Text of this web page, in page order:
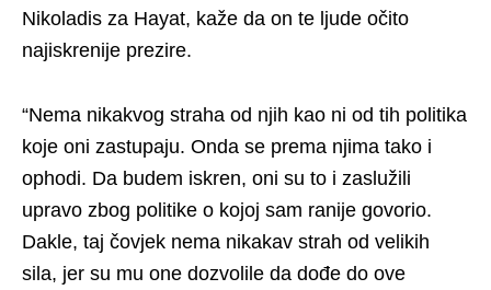
Nikoladis za Hayat, kaže da on te ljude očito
najiskrenije prezire.
“Nema nikakvog straha od njih kao ni od tih politika
koje oni zastupaju. Onda se prema njima tako i
ophodi. Da budem iskren, oni su to i zaslužili
upravo zbog politike o kojoj sam ranije govorio.
Dakle, taj čovjek nema nikakav strah od velikih
sila, jer su mu one dozvolile da dođe do ove